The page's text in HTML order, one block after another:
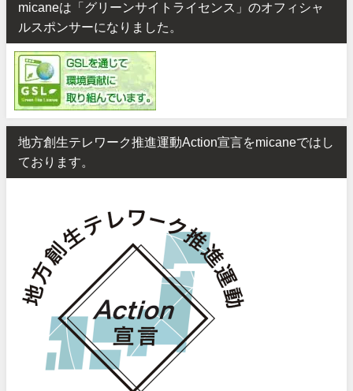
micaneは「グリーンサイトライセンス」のオフィシャ
ルスポンサーになりました。
地方創生テレワーク推進運動Action宣言をmicaneではし
ております。